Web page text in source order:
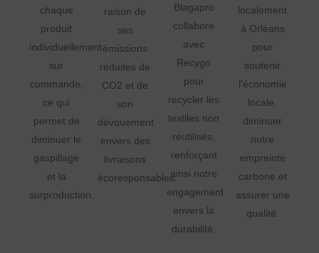
chaque
produit
individuellement
sur
commande,
ce qui
permet de
diminuer le
gaspillage
et la
surproduction.
raison de
ses
émissions
réduites de
CO2 et de
son
dévouement
envers des
livraisons
écoresponsables.
Blagapro
collabore
avec
Recygo
pour
recycler les
textiles non
réutilisés,
renforçant
ainsi notre
engagement
envers la
durabilité.
localement
à Orléans
pour
soutenir
l'économie
locale,
diminuer
notre
empreinte
carbone et
assurer une
qualité.